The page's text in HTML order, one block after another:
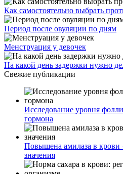
Как самостоятельно выбрать
Период после овуляции по дням
Менструация у девочек
На какой день задержки нужно
Свежие публикации
Исследование уровня
гормона
Повышена амилаза в крови
значения